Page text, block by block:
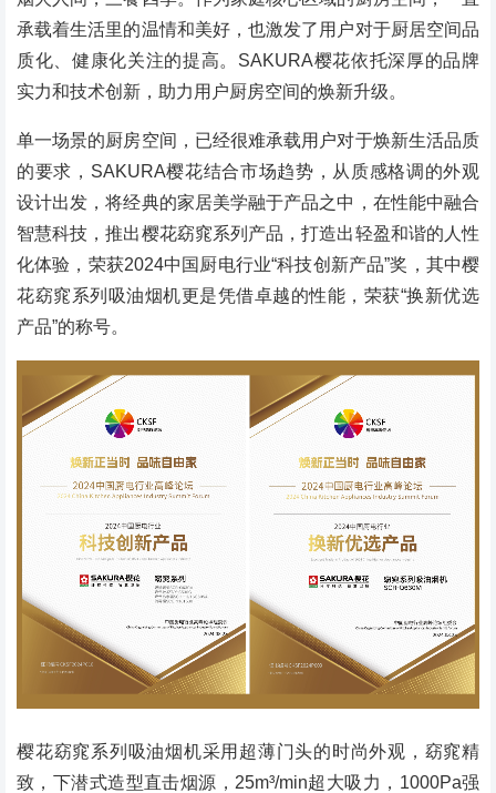
承载着生活里的温情和美好，也激发了用户对于厨居空间品
质化、健康化关注的提高。SAKURA樱花依托深厚的品牌
实力和技术创新，助力用户厨房空间的焕新升级。
单一场景的厨房空间，已经很难承载用户对于焕新生活品质
的要求，SAKURA樱花结合市场趋势，从质感格调的外观
设计出发，将经典的家居美学融于产品之中，在性能中融合
智慧科技，推出樱花窈窕系列产品，打造出轻盈和谐的人性
化体验，荣获2024中国厨电行业“科技创新产品”奖，其中樱
花窈窕系列吸油烟机更是凭借卓越的性能，荣获“换新优选
产品”的称号。
樱花窈窕系列吸油烟机采用超薄门头的时尚外观，窈窕精
致，下潜式造型直击烟源，25m³/min超大吸力，1000Pa强